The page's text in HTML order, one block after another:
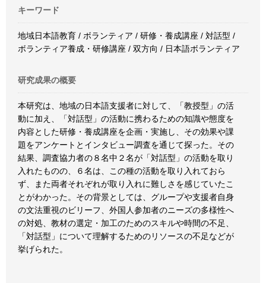
キーワード
地域日本語教育 / ボランティア / 研修・養成講座 / 対話型 /
ボランティア養成・研修講座 / 双方向 / 日本語ボランティア
研究成果の概要
本研究は、地域の日本語支援者に対して、「教授型」の活
動に加え、「対話型」の活動に携わるための知識や態度を
内容とした研修・養成講座を企画・実施し、その効果や課
題をアンケートとインタビュー調査を通じて探った。その
結果、調査協力者の８名中２名が「対話型」の活動を取り
入れたものの、６名は、この種の活動を取り入れておら
ず、また両者それぞれが取り入れに難しさを感じていたこ
とがわかった。その背景としては、グループや支援者自身
の文法重視のビリーフ、外国人参加者のニーズの多様性へ
の対処、教材の選定・加工のためのスキルや時間の不足、
「対話型」について理解するためのリソースの不足などが
挙げられた。